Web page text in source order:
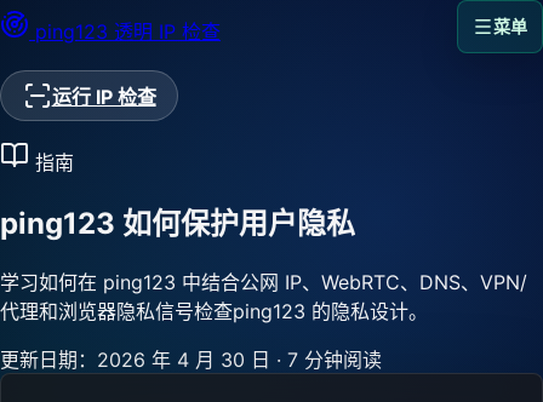
ping123 透明 IP 检查
运行 IP 检查
菜单
指南
ping123 如何保护用户隐私
学习如何在 ping123 中结合公网 IP、WebRTC、DNS、VPN/
代理和浏览器隐私信号检查ping123 的隐私设计。
更新日期：2026 年 4 月 30 日 · 7 分钟阅读